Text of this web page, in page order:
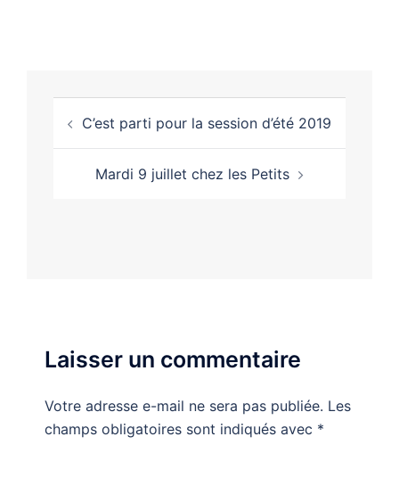
C’est parti pour la session d’été 2019
Mardi 9 juillet chez les Petits
Laisser un commentaire
Votre adresse e-mail ne sera pas publiée. Les
champs obligatoires sont indiqués avec *